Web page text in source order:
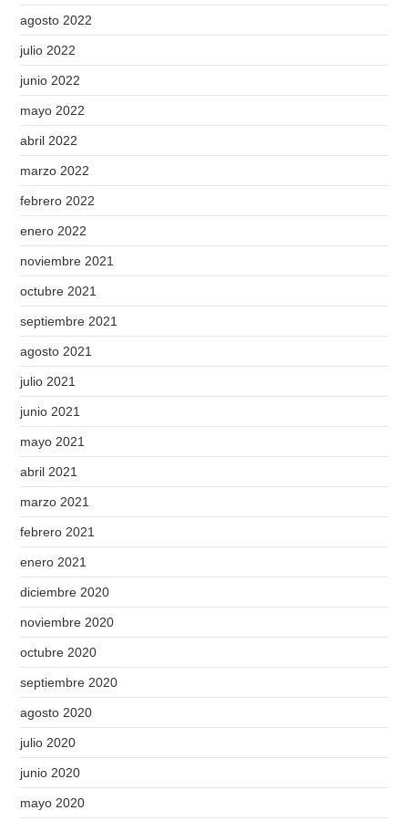
agosto 2022
julio 2022
junio 2022
mayo 2022
abril 2022
marzo 2022
febrero 2022
enero 2022
noviembre 2021
octubre 2021
septiembre 2021
agosto 2021
julio 2021
junio 2021
mayo 2021
abril 2021
marzo 2021
febrero 2021
enero 2021
diciembre 2020
noviembre 2020
octubre 2020
septiembre 2020
agosto 2020
julio 2020
junio 2020
mayo 2020